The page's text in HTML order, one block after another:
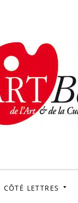
CÔTÉ LETTRES